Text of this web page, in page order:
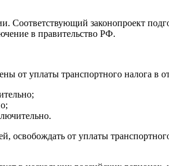
Соответствующий законопроект
в правительство РФ.
от уплаты транспортного налога в
от уплаты